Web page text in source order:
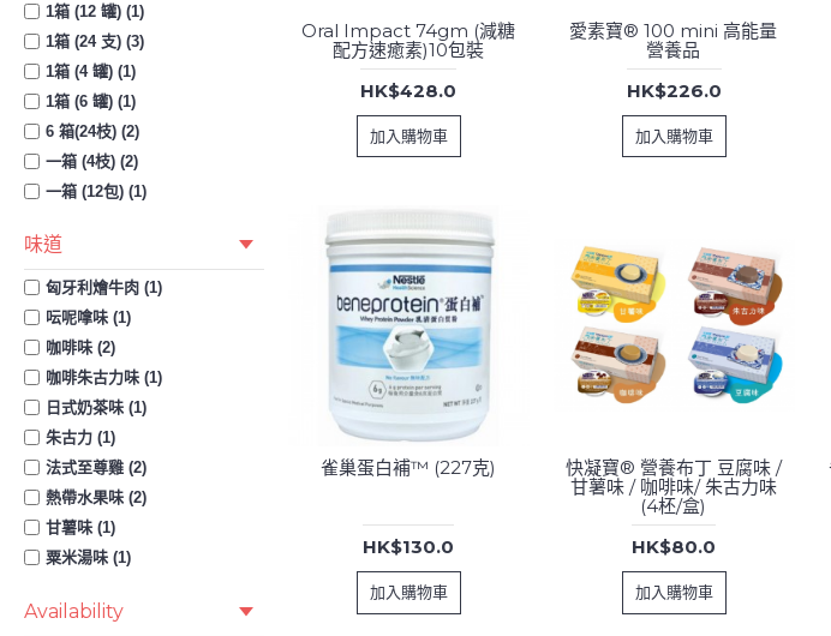
1箱 (12 罐) (1)
1箱 (24 支) (3)
1箱 (4 罐) (1)
1箱 (6 罐) (1)
6 箱(24枝) (2)
一箱 (4枝) (2)
一箱 (12包) (1)
味道
匈牙利燴牛肉 (1)
呍呢嗱味 (1)
咖啡味 (2)
咖啡朱古力味 (1)
日式奶茶味 (1)
朱古力 (1)
法式至尊雞 (2)
熱帶水果味 (2)
甘薯味 (1)
粟米湯味 (1)
豆腐味 (1)
Availability
Oral Impact 74gm (減糖
配方速癒素)10包裝
HK$428.0
加入購物車
愛素寶® 100 mini 高能量
營養品
HK$226.0
加入購物車
雀巢蛋白補™ (227克)
HK$130.0
加入購物車
快凝寶® 營養布丁 豆腐味 /
甘薯味 / 咖啡味/ 朱古力味
(4柸/盒)
HK$80.0
加入購物車